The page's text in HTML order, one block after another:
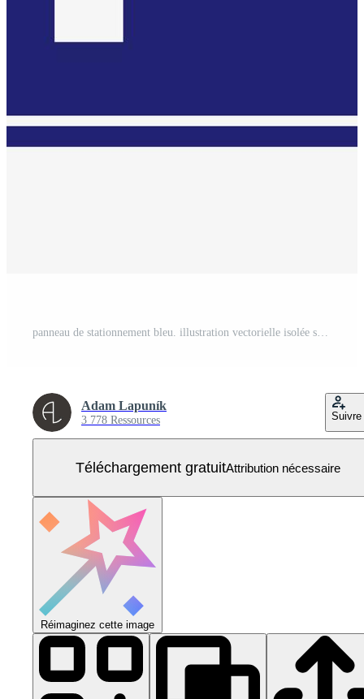
panneau de stationnement bleu. illustration vectorielle isolée sur fond blanc Vecteur Gratuit
Adam Lapuník
3 778 Ressources Suivre
Téléchargement gratuitAttribution nécessaire
Réimaginez cette image